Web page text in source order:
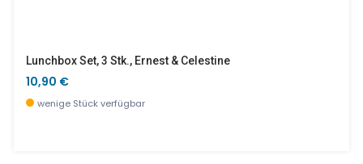
Lunchbox Set, 3 Stk., Ernest & Celestine
10,90 €
wenige Stück verfügbar